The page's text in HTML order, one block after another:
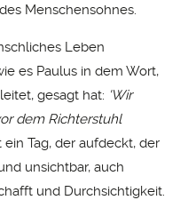
Menschensohnes.
Leben
es Paulus in dem Wort,
gesagt hat: 'Wir
dem Richterstuhl
ein Tag, der aufdeckt, der
unsichtbar, auch
und Durchsichtigkeit.